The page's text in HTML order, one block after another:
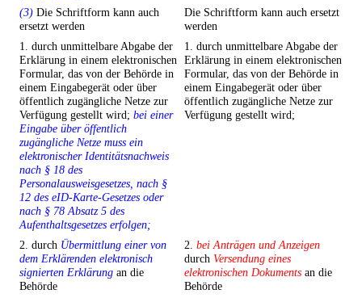
(3) Die Schriftform kann auch
ersetzt werden
Die Schriftform kann auch ersetzt
werden
1. durch unmittelbare Abgabe der
Erklärung in einem elektronischen
Formular, das von der Behörde in
einem Eingabegerät oder über
öffentlich zugängliche Netze zur
Verfügung gestellt wird; bei einer
Eingabe über öffentlich
zugängliche Netze muss ein
elektronischer Identitätsnachweis
nach § 18 des
Personalausweisgesetzes, nach §
12 des eID-Karte-Gesetzes oder
nach § 78 Absatz 5 des
Aufenthaltsgesetzes erfolgen;
1. durch unmittelbare Abgabe der
Erklärung in einem elektronischen
Formular, das von der Behörde in
einem Eingabegerät oder über
öffentlich zugängliche Netze zur
Verfügung gestellt wird;
2. durch Übermittlung einer von
dem Erklärenden elektronisch
signierten Erklärung an die
Behörde
2. bei Anträgen und Anzeigen
durch Versendung eines
elektronischen Dokuments an die
Behörde